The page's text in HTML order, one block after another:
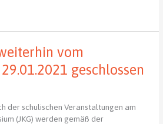
vom
geschlossen
der schulischen Veranstaltungen am
(JKG) werden gemäß der